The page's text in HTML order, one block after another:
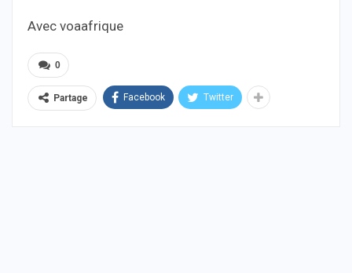
Avec voaafrique
0
Partage Facebook Twitter